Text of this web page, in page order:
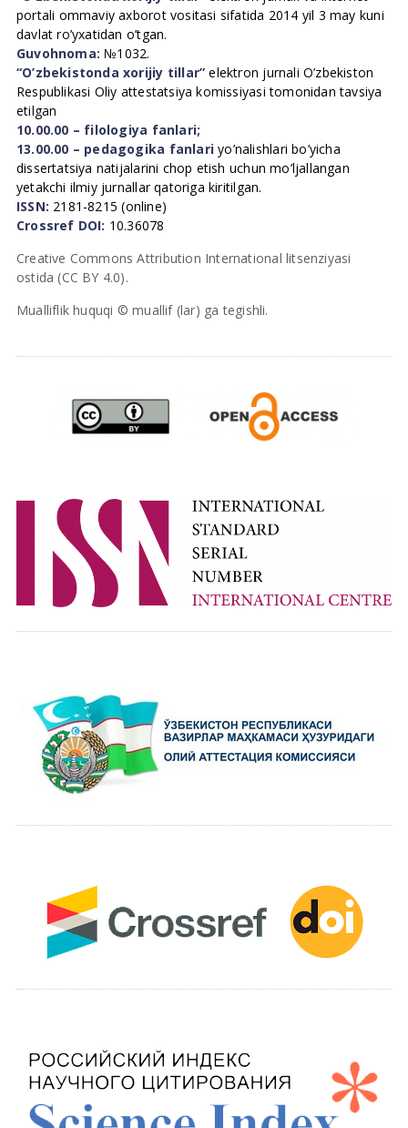
portali ommaviy axborot vositasi sifatida 2014 yil 3 may kuni
davlat ro’yxatidan o’tgan.
Guvohnoma: №1032.
“O’zbekistonda xorijiy tillar” elektron jurnali O’zbekiston
Respublikasi Oliy attestatsiya komissiyasi tomonidan tavsiya
etilgan
10.00.00 – filologiya fanlari;
13.00.00 – pedagogika fanlari yo’nalishlari bo’yicha
dissertatsiya natijalarini chop etish uchun mo’ljallangan
yetakchi ilmiy jurnallar qatoriga kiritilgan.
ISSN: 2181-8215 (online)
Crossref DOI: 10.36078
Creative Commons Attribution International litsenziyasi
ostida (CC BY 4.0).
Mualliflik huquqi © muallif (lar) ga tegishli.